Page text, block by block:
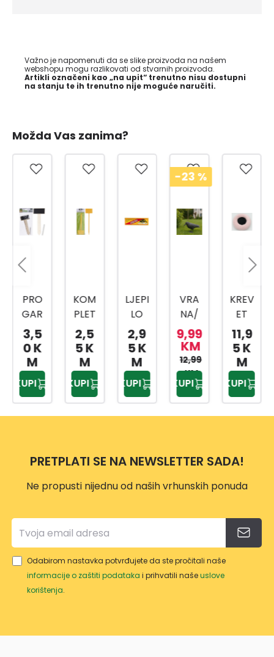
Važno je napomenuti da se slike proizvoda na našem
webshopu mogu razlikovati od stvarnih proizvoda.
Artikli označeni kao „na upit“ trenutno nisu dostupni
na stanju te ih trenutno nije moguće naručiti.
Možda Vas zanima?
PRO
GAR
DEN
KOM
PLET
ZA
BILJK
E 4/1
CY82
3,5
0 K
M
KUPI
KOM
PLET
ZA
BILJK
E 5/1
CY59
10210
2,5
5 K
M
KUPI
LJEPI
LO
ZA
MIŠE
VE
VP10
05
2,9
5 K
M
KUPI
-23 %
VRA
NA/
GAV
RAN
RAST
JERI
VAČ
PTIC
A
G1315
9,99
KM
12,99
KM
KUPI
KREV
ET
ZA
KUĆ
NOG
LJUBI
MCA
VP114
0
11,9
5 K
M
KUPI
PRETPLATI SE NA NEWSLETTER SADA!
Ne propusti nijednu od naših vrhunskih ponuda
Odabirom nastavka potvrđujete da ste pročitali naše
informacije o zaštiti podataka i prihvatili našeuslove
korištenja.